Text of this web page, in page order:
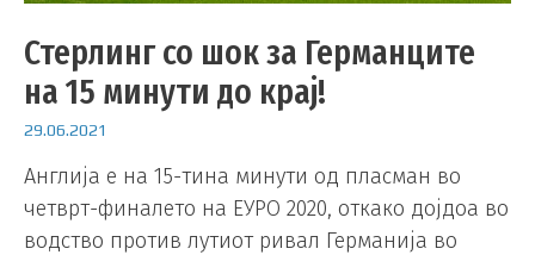
Стерлинг со шок за Германците
на 15 минути до крај!
29.06.2021
Англија е на 15-тина минути од пласман во
четврт-финалето на ЕУРО 2020, откако дојдоа во
водство против лутиот ривал Германија во